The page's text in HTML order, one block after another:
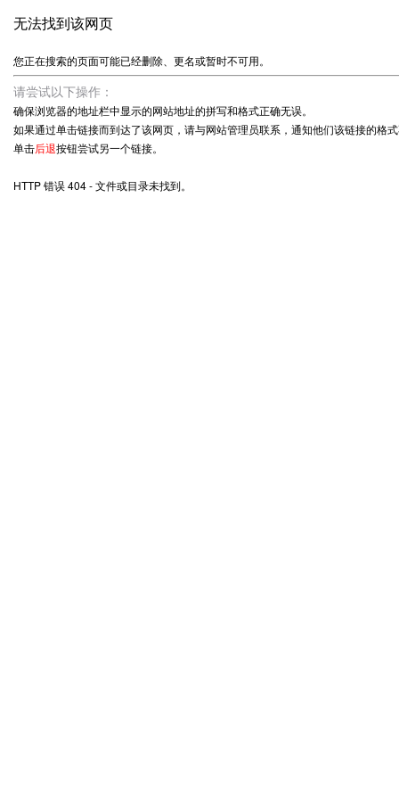
无法找到该网页
您正在搜索的页面可能已经删除、更名或暂时不可用。
请尝试以下操作：
确保浏览器的地址栏中显示的网站地址的拼写和格式正确无误。
如果通过单击链接而到达了该网页，请与网站管理员联系，通知他们该链接的格
单击后退按钮尝试另一个链接。
HTTP 错误 404 - 文件或目录未找到。